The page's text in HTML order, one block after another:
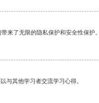
来了无限的隐私保护和安全性保护
与其他学习者交流学习心得。